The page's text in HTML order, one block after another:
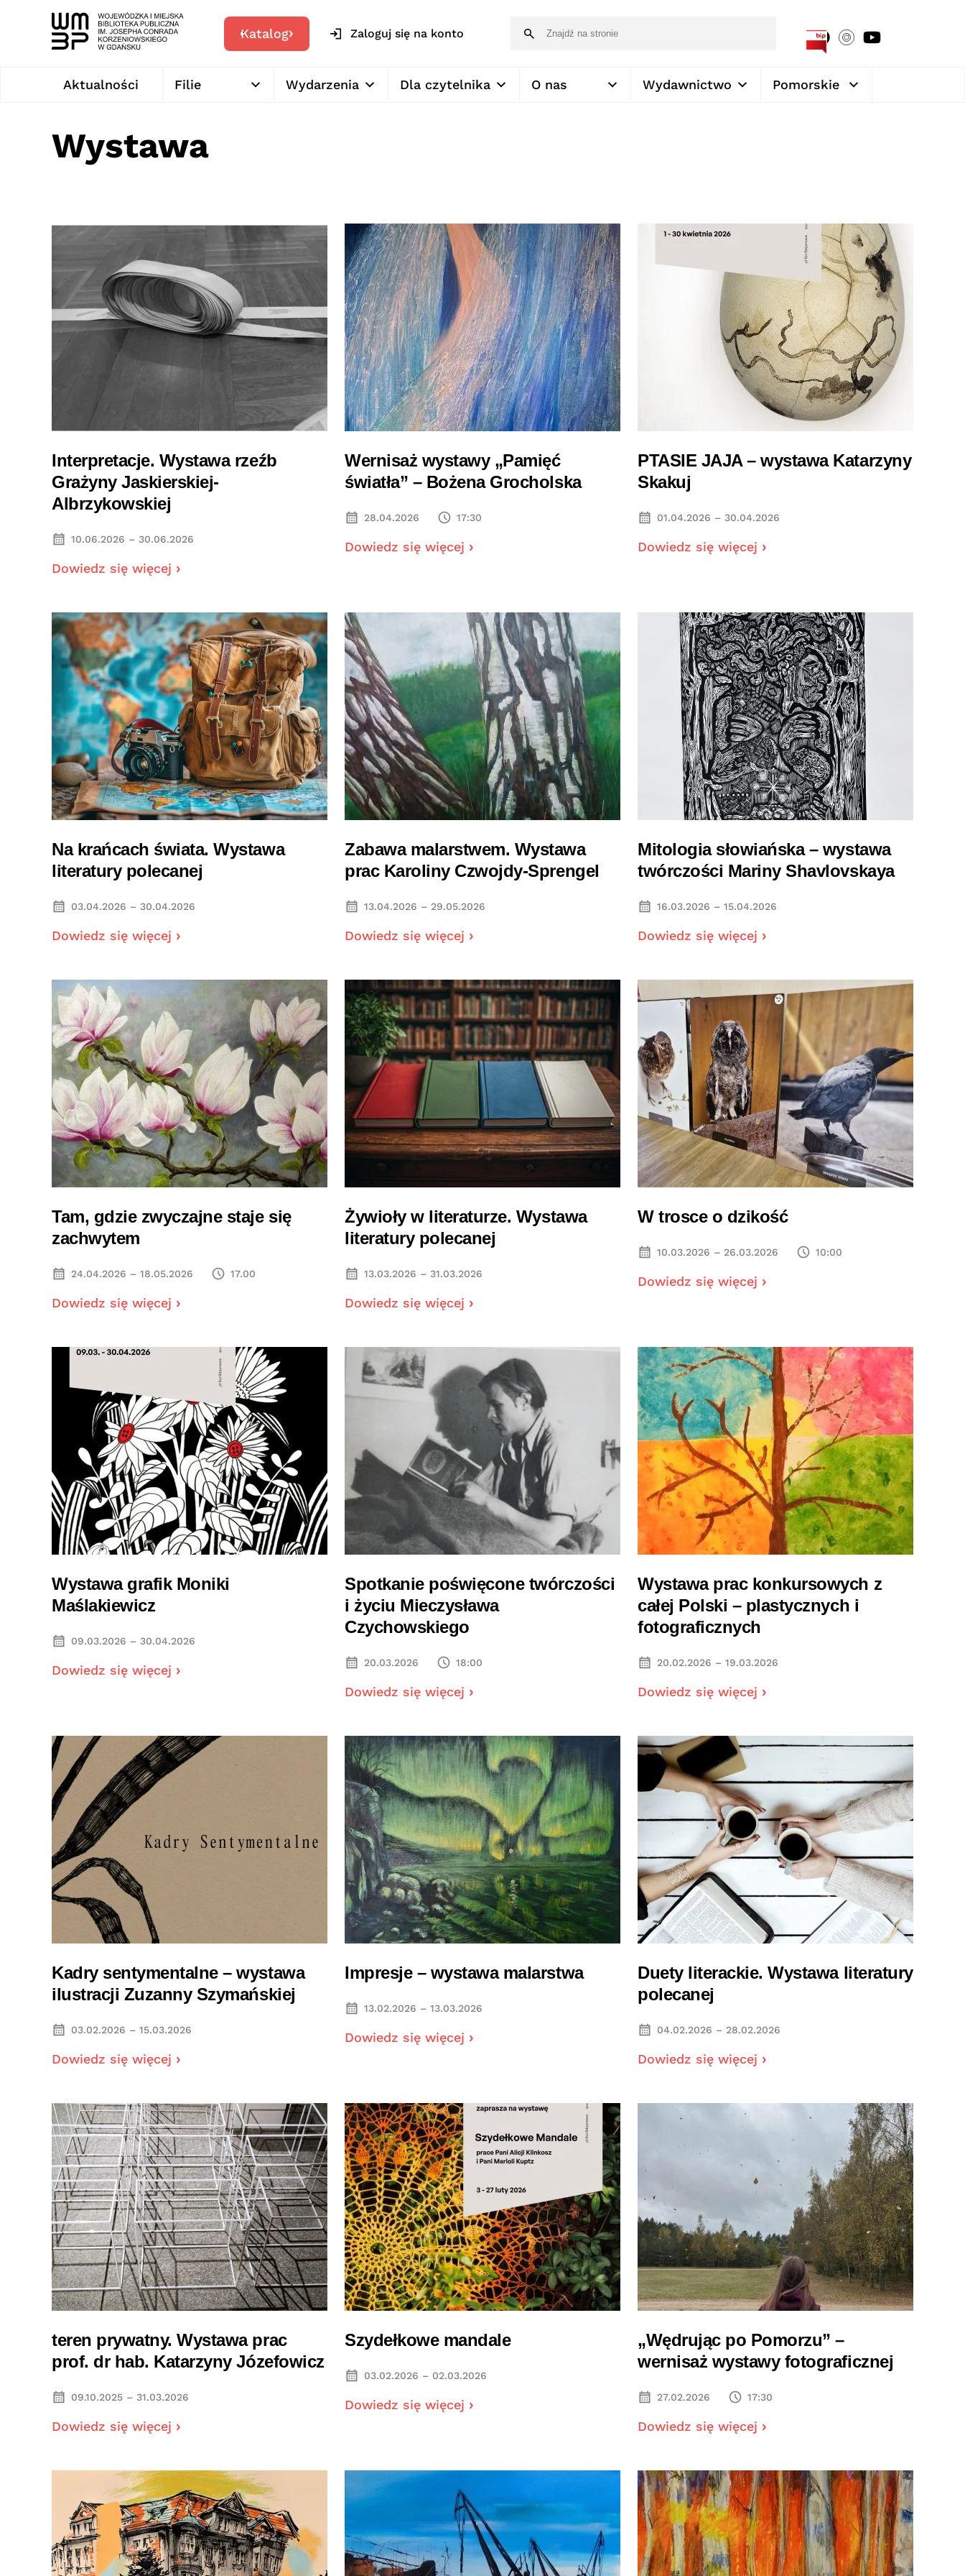
Katalog Zaloguj się na konto
Aktualności Filie Wydarzenia Dla czytelnika O nas Wydawnictwo Pomorskie
Wystawa
Interpretacje. Wystawa rzeźb
Grażyny Jaskierskiej-
Albrzykowskiej
10.06.2026 – 30.06.2026
Dowiedz się więcej
Wernisaż wystawy „Pamięć
światła” – Bożena Grocholska
28.04.2026 17:30
Dowiedz się więcej
PTASIE JAJA – wystawa Katarzyny
Skakuj
01.04.2026 – 30.04.2026
Dowiedz się więcej
Na krańcach świata. Wystawa
literatury polecanej
03.04.2026 – 30.04.2026
Dowiedz się więcej
Zabawa malarstwem. Wystawa
prac Karoliny Czwojdy-Sprengel
13.04.2026 – 29.05.2026
Dowiedz się więcej
Mitologia słowiańska – wystawa
twórczości Mariny Shavlovskaya
16.03.2026 – 15.04.2026
Dowiedz się więcej
Tam, gdzie zwyczajne staje się
zachwytem
24.04.2026 – 18.05.2026 17.00
Dowiedz się więcej
Żywioły w literaturze. Wystawa
literatury polecanej
13.03.2026 – 31.03.2026
Dowiedz się więcej
W trosce o dzikość
10.03.2026 – 26.03.2026 10:00
Dowiedz się więcej
Wystawa grafik Moniki
Maślakiewicz
09.03.2026 – 30.04.2026
Dowiedz się więcej
Spotkanie poświęcone twórczości
i życiu Mieczysława
Czychowskiego
20.03.2026 18:00
Dowiedz się więcej
Wystawa prac konkursowych z
całej Polski – plastycznych i
fotograficznych
20.02.2026 – 19.03.2026
Dowiedz się więcej
Kadry sentymentalne – wystawa
ilustracji Zuzanny Szymańskiej
03.02.2026 – 15.03.2026
Dowiedz się więcej
Impresje – wystawa malarstwa
13.02.2026 – 13.03.2026
Dowiedz się więcej
Duety literackie. Wystawa literatury
polecanej
04.02.2026 – 28.02.2026
Dowiedz się więcej
teren prywatny. Wystawa prac
prof. dr hab. Katarzyny Józefowicz
09.10.2025 – 31.03.2026
Dowiedz się więcej
Szydełkowe mandale
03.02.2026 – 02.03.2026
Dowiedz się więcej
„Wędrując po Pomorzu” –
wernisaż wystawy fotograficznej
27.02.2026 17:30
Dowiedz się więcej